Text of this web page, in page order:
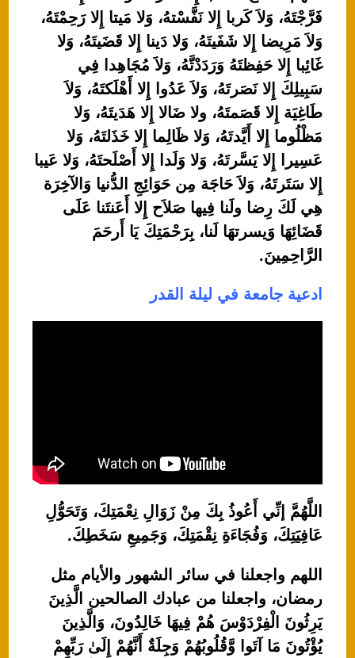
فَرَّجْتَهُ، وَلاَ كَربا إِلا نَفَّسْتهُ، وَلا مَيتا إِلا رَحِمْتَهُ،
وَلاَ مَرِيضا إِلا شَفَيتَهُ، وَلا دَينا إِلا قَضَيتَهُ، وَلا
غَائِبا إِلا حَفِظتَهُ وَرَدَدْتَّهُ، وَلاَ مُجَاهِدا فِي
سَبِيلِكَ إِلا نَصَرتَهُ، وَلاَ عَدُوا إِلا أَهْلَكتَهُ، وَلاَ
طَاغِيَة إِلا قَصَمتَهُ، ولا ضَالا إِلا هَدَيتَهُ، وَلا
مَظْلُوما إِلا أَيَّدتَهُ، وَلا ظَالِما إِلا خَذَلتَهُ، وَلا
عَسِيرا إِلا يَسَّرتَهُ، وَلا وَلَدا إِلا أَصْلَحتَهُ، وَلا عَيبا
إِلا سَتَرتَهُ، وَلاَ حَاجَة مِن حَوَائِجِ الدُّنيا وَالآخِرَة
هِي لَكَ رِضا ولَنا فِيها صَلاَح إِلا أَعَنتَنا عَلَى
قَضَائِهَا وَيسرتهَا لَنا، بِرَحْمَتِكَ يَا أَرحَمَ
الرَّاحِمِينَ.
ادعية جامعة في ليلة القدر
اللَّهُمَّ إنِّي أَعُوذُ بِكَ مِنْ زَوَالِ نِعْمَتِكَ، وَتَحَوُّلِ
عَافِيَتِكَ، وَفُجَاءَةِ نِقْمَتِكَ، وَجَمِيعِ سَخَطِكَ.
اللهم واجعلنا في سائر الشهور والأيام مثل
رمضان، واجعلنا من عبادك الصالحين الَّذِينَ
يَرِثُونَ الْفِرْدَوْسَ هُمْ فِيهَا خَالِدُونَ، وَالَّذِينَ
يُؤْتُونَ مَا آتَوا وَّقُلُوبُهُمْ وَجِلَةٌ أَنَّهُمْ إِلَىٰ رَبِّهِمْ